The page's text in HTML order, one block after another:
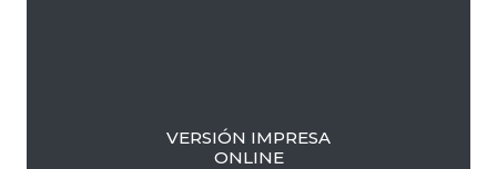
VERSIÓN IMPRESA
ONLINE